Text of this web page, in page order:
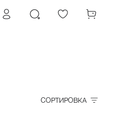
СОРТИРОВКА